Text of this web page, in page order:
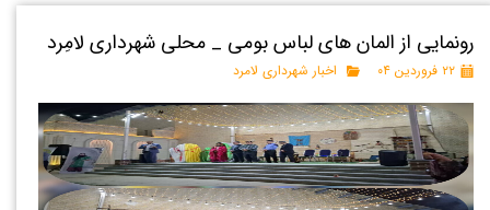
رونمایی از المان های لباس بومی _ محلی شهرداری لامِرد
۲۲ فروردین ۰۴ اخبار شهرداری لامرد